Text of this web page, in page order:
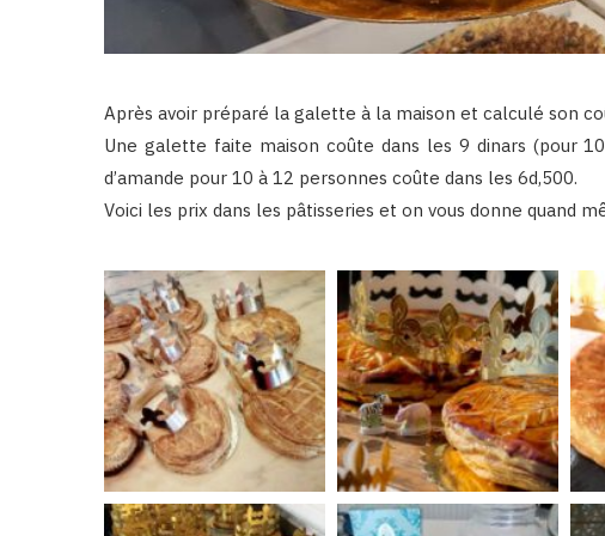
Après avoir préparé la galette à la maison et calculé son
Une galette faite maison coûte dans les 9 dinars (pour
d’amande pour 10 à 12 personnes coûte dans les 6d,500.
Voici les prix dans les pâtisseries et on vous donne quand